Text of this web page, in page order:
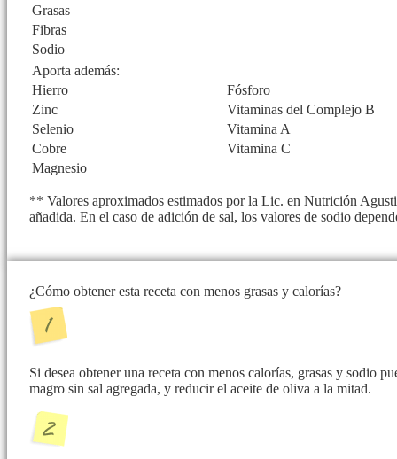
Grasas
Fibras
Sodio
Aporta además:
Hierro
Fósforo
Zinc
Vitaminas del Complejo B
Selenio
Vitamina A
Cobre
Vitamina C
Magnesio
** Valores aproximados estimados por la Lic. en Nutrición
añadida. En el caso de adición de sal, los valores de sodio
¿Cómo obtener esta receta con menos grasas y calorías?
Si desea obtener una receta con menos calorías, grasas y sodio
magro sin sal agregada, y reducir el aceite de oliva a la mitad.